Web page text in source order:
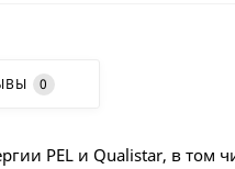
0
PEL и Qualistar, в том